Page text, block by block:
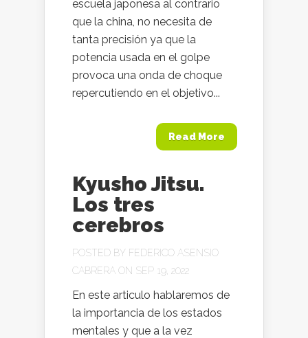
escuela japonesa al contrario
que la china, no necesita de
tanta precisión ya que la
potencia usada en el golpe
provoca una onda de choque
repercutiendo en el objetivo...
Read More
Kyusho Jitsu.
Los tres
cerebros
POSTED BY FEDERICO ASENSIO
CABRERA ON SEP 19, 2022
En este articulo hablaremos de
la importancia de los estados
mentales y que a la vez